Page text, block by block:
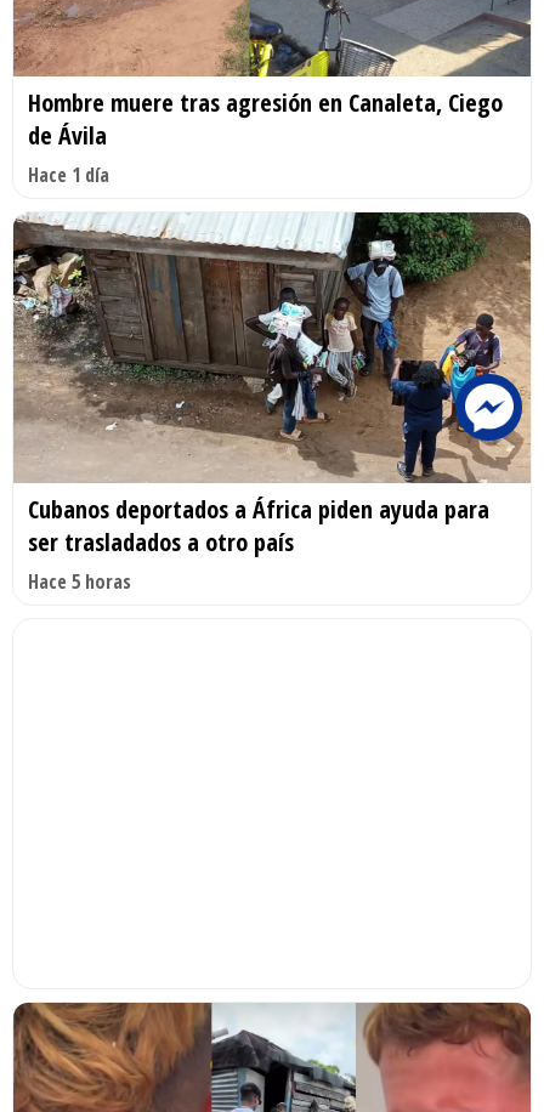
Hombre muere tras agresión en Canaleta, Ciego
de Ávila
Hace 1 día
Cubanos deportados a África piden ayuda para
ser trasladados a otro país
Hace 5 horas